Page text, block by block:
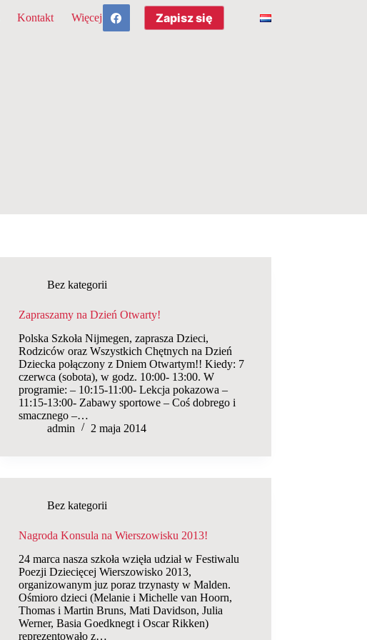
Kontakt Więcej Zapisz się
Bez kategorii
Zapraszamy na Dzień Otwarty!
Polska Szkoła Nijmegen, zaprasza Dzieci,
Rodziców oraz Wszystkich Chętnych na Dzień
Dziecka połączony z Dniem Otwartym!! Kiedy: 7
czerwca (sobota), w godz. 10:00- 13:00. W
programie: – 10:15-11:00- Lekcja pokazowa –
11:15-13:00- Zabawy sportowe – Coś dobrego i
smacznego –…
admin
2 maja 2014
Bez kategorii
Nagroda Konsula na Wierszowisku 2013!
24 marca nasza szkoła wzięła udział w Festiwalu
Poezji Dziecięcej Wierszowisko 2013,
organizowanym juz poraz trzynasty w Malden.
Ośmioro dzieci (Melanie i Michelle van Hoorn,
Thomas i Martin Bruns, Mati Davidson, Julia
Werner, Basia Goedknegt i Oscar Rikken)
reprezentowało z…